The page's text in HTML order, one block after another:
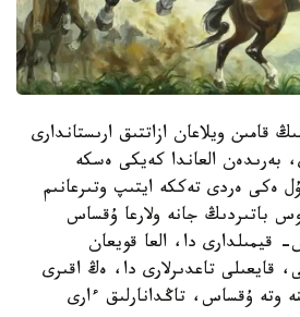
قامىن ويلاعان ازاتتىق ارىستاندارى
بەرىدەن العاندا كەيكى ەسكە
ەكى ەردى تەككە ايتىپ وتىرعانىم
باتىردىڭ جانە ولارعا ۇقساس
قيمىلدارى دا، العا قويعان
قايعىلى تاعدىرلارى دا، ەڭ اقىرى
وتە ۇقساس، تاڭدانارلىق ءارى